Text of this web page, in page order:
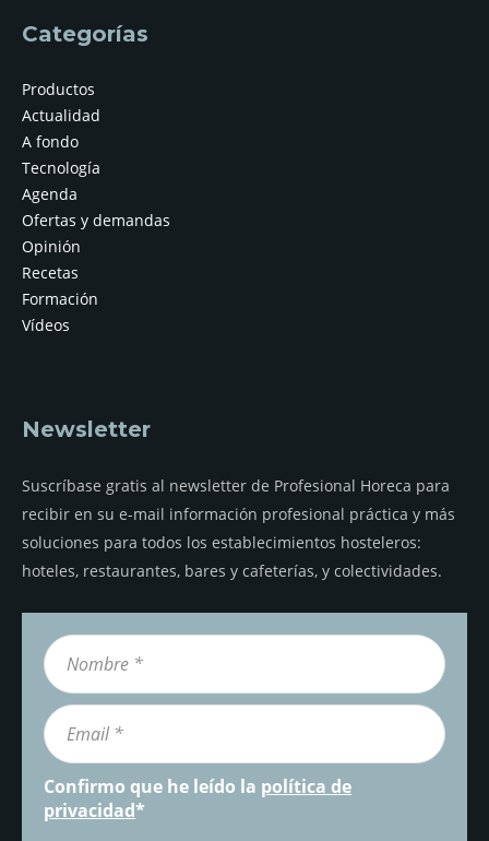
Categorías
Productos
Actualidad
A fondo
Tecnología
Agenda
Ofertas y demandas
Opinión
Recetas
Formación
Vídeos
Newsletter
Suscríbase gratis al newsletter de Profesional Horeca para
recibir en su e-mail información profesional práctica y más
soluciones para todos los establecimientos hosteleros:
hoteles, restaurantes, bares y cafeterías, y colectividades.
Confirmo que he leído la política de
privacidad*